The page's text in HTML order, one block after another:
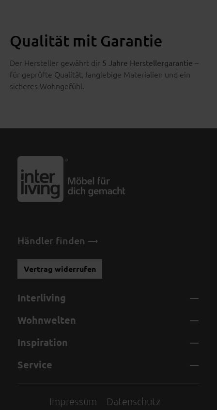
Qualität mit Garantie
Der Hersteller gewährt dir 5 Jahre Herstellergarantie –
für geprüfte Qualität, langlebige Materialien und ein
sicheres Wohngefühl.
Händler finden
Vertrag widerrufen
Interliving
Wohnwelten
Inspiration
Service
Impressum Datenschutz